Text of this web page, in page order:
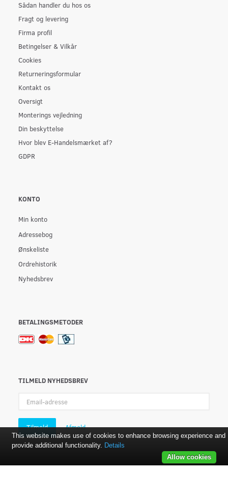
Sådan handler du hos os
Fragt og levering
Firma profil
Betingelser & Vilkår
Cookies
Returneringsformular
Kontakt os
Oversigt
Monterings vejledning
Din beskyttelse
Hvor blev E-Handelsmærket af?
GDPR
KONTO
Min konto
Adressebog
Ønskeliste
Ordrehistorik
Nyhedsbrev
BETALINGSMETODER
TILMELD NYHEDSBREV
adresse
Tilmeld Afmeld
This website makes use of cookies to enhance browsing experience and
provide additional functionality. Details
Allow cookies